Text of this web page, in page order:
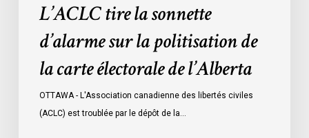
L’ACLC tire la sonnette
d’alarme sur la politisation de
la carte électorale de l’Alberta
OTTAWA - L'Association canadienne des libertés civiles
(ACLC) est troublée par le dépôt de la…